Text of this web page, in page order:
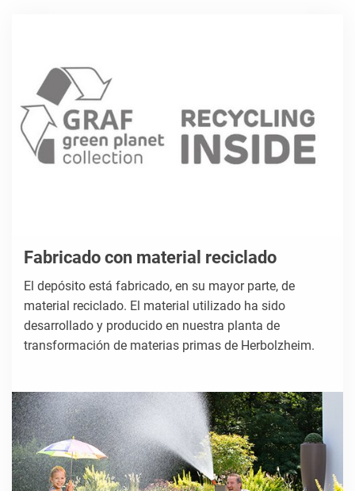
Fabricado con material reciclado
El depósito está fabricado, en su mayor parte, de
material reciclado. El material utilizado ha sido
desarrollado y producido en nuestra planta de
transformación de materias primas de Herbolzheim.